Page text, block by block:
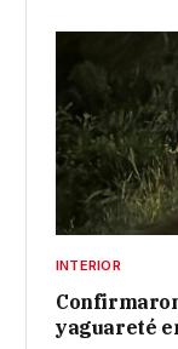
INTERIOR
yaguareté